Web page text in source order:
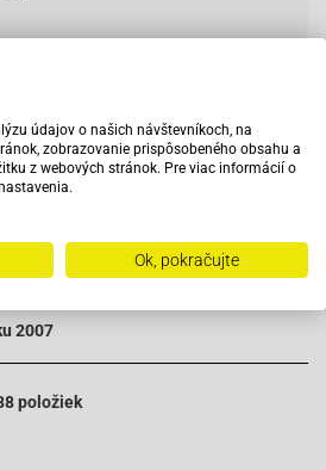
Bike)
s odborným vyškoleným personálom
12:00 tovar zajtra u vás
2007
položiek
údajov o našich návštevníkoch, na
zobrazovanie prispôsobeného obsahu a
z webových stránok. Pre viac informácií o
Ok, pokračujte